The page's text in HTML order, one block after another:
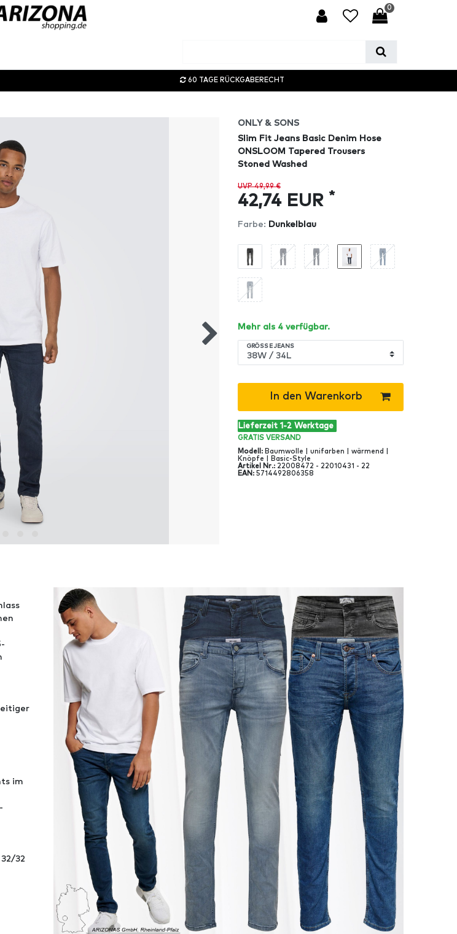
0
60 TAGE RÜCKGABERECHT
ONLY & SONS
Slim Fit Jeans Basic Denim Hose
ONSLOOM Tapered Trousers
Stoned Washed
UVP 49,99 €
42,74 EUR *
Farbe: Dunkelblau
Mehr als 4 verfügbar.
GRÖSSE JEANS
In den Warenkorb
Lieferzeit 1-2 Werktage
GRATIS VERSAND
Modell : Baumwolle | unifarben | wärmend |
Knöpfe | Basic-Style
Artikel Nr.: 22008472 - 22010431 - 22
EAN : 5714492806358
im
32